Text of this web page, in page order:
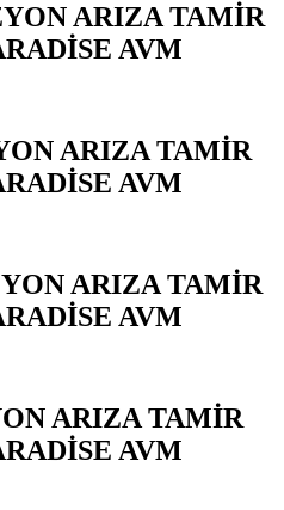
ARIZA TAMİR
AVM
ARIZA TAMİR
AVM
ARIZA TAMİR
AVM
ARIZA TAMİR
AVM